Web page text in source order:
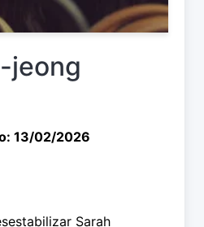
jeong
13/02/2026
Sarah